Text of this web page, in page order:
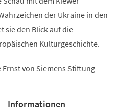
der Ukraine in den
sie den Blick auf die
Kulturgeschichte.
von Siemens Stiftung
Informationen